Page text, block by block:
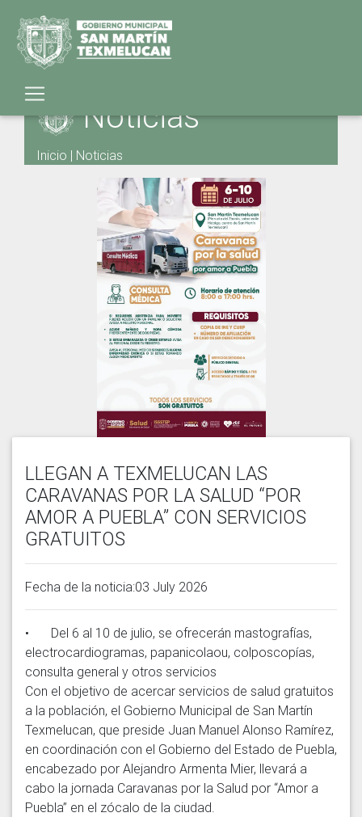
Noticias
Inicio | Noticias
LLEGAN A TEXMELUCAN LAS
CARAVANAS POR LA SALUD “POR
AMOR A PUEBLA” CON SERVICIOS
GRATUITOS
Fecha de la noticia:03 July 2026
•	Del 6 al 10 de julio, se ofrecerán mastografías,
electrocardiogramas, papanicolaou, colposcopías,
consulta general y otros servicios
Con el objetivo de acercar servicios de salud gratuitos
a la población, el Gobierno Municipal de San Martín
Texmelucan, que preside Juan Manuel Alonso Ramírez,
en coordinación con el Gobierno del Estado de Puebla,
encabezado por Alejandro Armenta Mier, llevará a
cabo la jornada Caravanas por la Salud por “Amor a
Puebla” en el zócalo de la ciudad.